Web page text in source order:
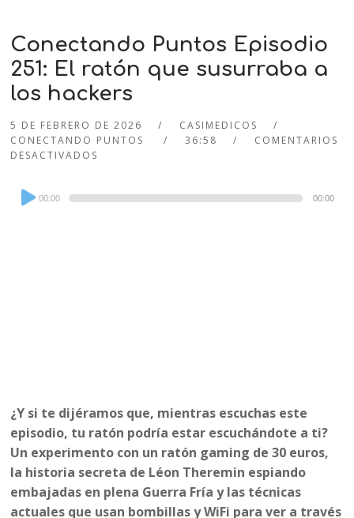
Conectando Puntos Episodio
251: El ratón que susurraba a
los hackers
5 DE FEBRERO DE 2026
CASIMEDICOS
CONECTANDO PUNTOS
36:58
COMENTARIOS
DESACTIVADOS
Audio
Player
00:00 00:00
¿Y si te dijéramos que, mientras escuchas este
episodio, tu ratón podría estar escuchándote a ti?
Un experimento con un ratón gaming de 30 euros,
la historia secreta de Léon Theremin espiando
embajadas en plena Guerra Fría y las técnicas
actuales que usan bombillas y WiFi para ver a través